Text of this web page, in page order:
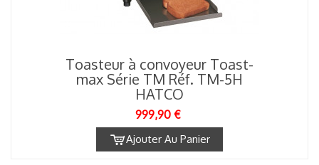
Toasteur à convoyeur Toast-
max Série TM Réf. TM-5H
HATCO
999,90 €
Ajouter Au Panier